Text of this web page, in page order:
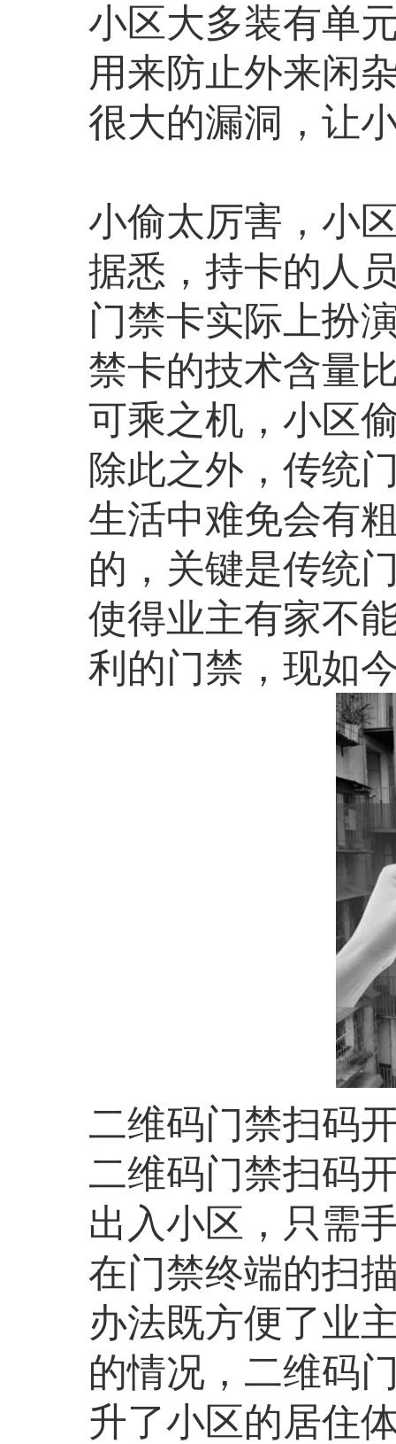
小区大多装有单
用来防止外来闲
很大的漏洞，让
小偷太厉害，小
据悉，持卡的人
门禁卡实际上扮
禁卡的技术含量
可乘之机，小区
除此之外，传统
生活中难免会有
的，关键是传统
使得业主有家不
利的门禁，现如
二维码门禁扫码
二维码门禁扫码
出入小区，只需
在门禁终端的扫
办法既方便了业
的情况，二维码
升了小区的居住